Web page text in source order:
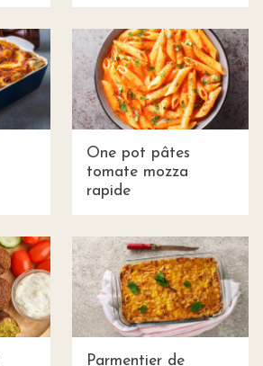
One pot pâtes
tomate mozza
rapide
Parmentier de